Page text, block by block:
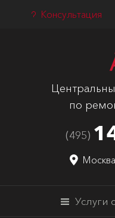
Консультация
по
(495)
Услуги